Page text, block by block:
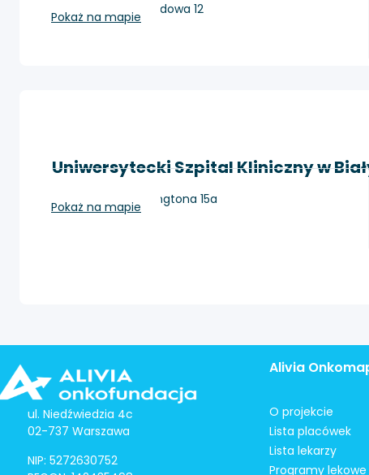
Białystok, ul.Ogrodowa 12
Pokaż na mapie
Uniwersytecki Szpital Kliniczny w
Białystok, Waszyngtona 15a
Pokaż na mapie
ul. Niedźwiedzia 4c
02-737 Warszawa
NIP: 5272630752
Alivia
O projekcie
Lista placówek
Lista lekarzy
Programy lekowe